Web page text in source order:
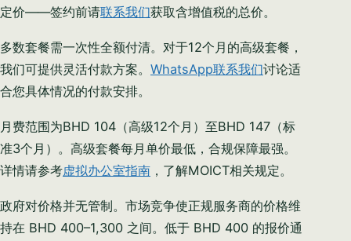
定价——签约前请联系我们获取含增值税的总价。
多数套餐需一次性全额付清。对于12个月的高级套餐，
我们可提供灵活付款方案。 WhatsApp联系我们讨论适
合您具体情况的付款安排。
月费范围为BHD 104（高级12个月）至BHD 147（标
准3个月）。高级套餐每月单价最低，合规保障最强。
详情请参考虚拟办公室指南 ，了解MOICT相关规定。
政府对价格并无管制。市场竞争使正规服务商的价格维
持在 BHD 400–1,300 之间。低于 BHD 400 的报价通